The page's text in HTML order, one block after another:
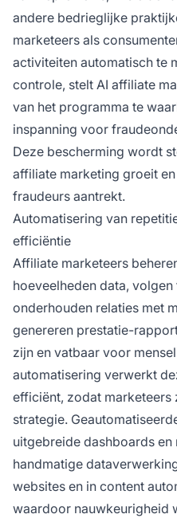
andere bedrieglijke
marketeers als
activiteiten automatisch te
controle, stelt AI affiliate
van het programma te
inspanning voor
Deze bescherming wordt
affiliate marketing groeit
fraudeurs aantrekt.
Automatisering van
efficiëntie
Affiliate marketeers
hoeveelheden data,
onderhouden relaties met
genereren prestatie-
zijn en vatbaar voor
automatisering verwerkt
efficiënt, zodat marketeers
strategie.
uitgebreide dashboards
handmatige
websites en in content
waardoor nauwkeurigheid